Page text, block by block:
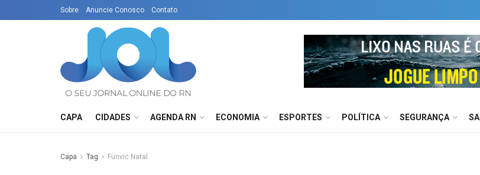
Sobre Anuncie Conosco Contato
CAPA CIDADES AGENDA RN ECONOMIA ESPORTES POLÍTICA SEGURANÇA
Capa Tag Funvic Natal